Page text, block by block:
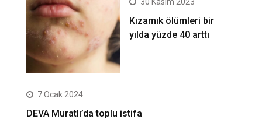
30 Kasım 2023
Kızamık ölümleri bir
yılda yüzde 40 arttı
7 Ocak 2024
DEVA Muratlı’da toplu istifa